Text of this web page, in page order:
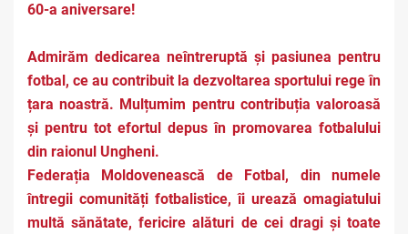
60-a aniversare!
Admirăm dedicarea neîntreruptă și pasiunea pentru
fotbal, ce au contribuit la dezvoltarea sportului rege în
țara noastră. Mulțumim pentru contribuția valoroasă
și pentru tot efortul depus în promovarea fotbalului
din raionul Ungheni.
Federația Moldovenească de Fotbal, din numele
întregii comunități fotbalistice, îi urează omagiatului
multă sănătate, fericire alături de cei dragi și toate